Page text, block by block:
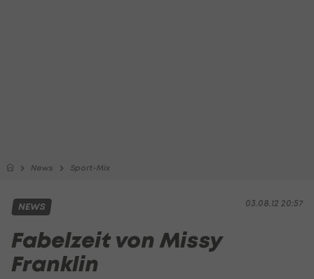
News Sport-Mix
03.08.12 20:57
NEWS
Fabelzeit von Missy
Franklin